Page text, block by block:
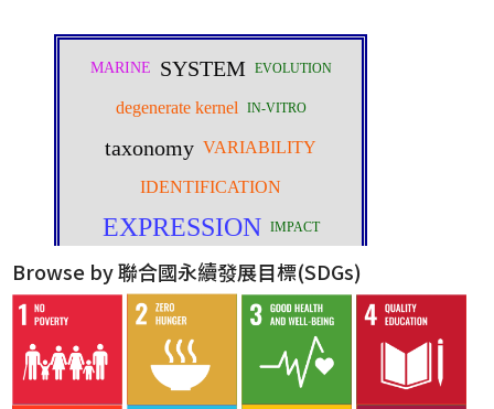
Browse by 聯合國永續發展目標(SDGs)